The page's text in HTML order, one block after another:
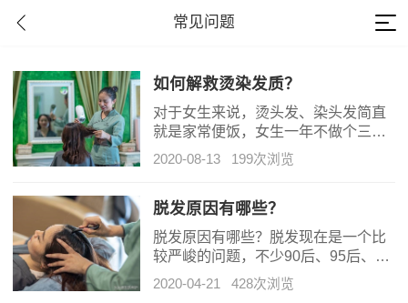
常见问题
如何解救烫染发质？
对于女生来说，烫头发、染头发简直
就是家常便饭，女生一年不做个三四
次头发，感觉都对不起自己的人民
币。虽然烫染头发能让女生变美，但
会越来越糟糕，头发会越来越干枯、
细软，头皮会越来越不健康。那么，
我们要如何解决这些问题呢？做好以
下3个步骤就行了。
2020-08-13 199次浏览
脱发原因有哪些？
脱发原因有哪些？脱发现在是一个比
较严峻的问题，不少90后、95后、甚
至00后都怀疑是不是自己肾虚，要不
要吃六味地黄丸？其实脱发的种类很
2020-04-21 428次浏览